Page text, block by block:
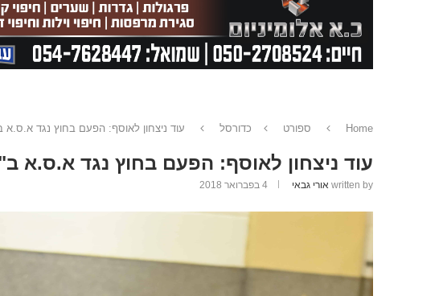
Home ספורט כדורסל עוד ניצחון לאוסף: הפעם בחוץ נגד א.ס.א
עוד ניצחון לאוסף: הפעם בחוץ נגד א.ס.א
written by אורי גבאי 4 בפברואר 2018